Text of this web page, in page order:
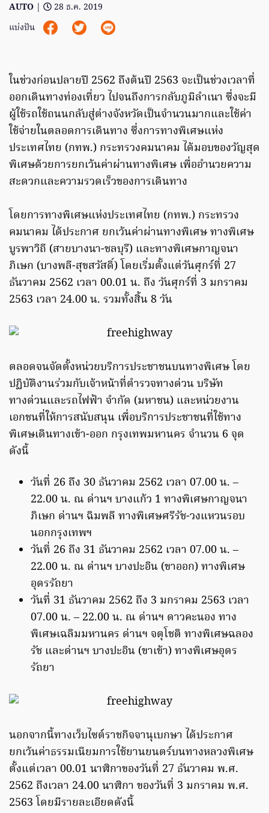
AUTO |
28 ธ.ค. 2019
แบ่งปัน
ในช่วงก่อนปลายปี 2562 ถึงต้นปี 2563 จะเป็นช่วงเวลาที่
ออกเดินทางท่องเที่ยว ไปจนถึงการกลับภูมิลำเนา ซึ่งจะมี
ผู้ใช้รถใช้ถนนกลับสู่ต่างจังหวัดเป็นจำนวนมากและใช้ค่า
ใช้จ่ายในตลอดการเดินทาง ซึ่งการทางพิเศษแห่ง
ประเทศไทย (กทพ.) กระทรวงคมนาคม ได้มอบของวัญสุด
พิเศษด้วยการยกเว้นค่าผ่านทางพิเศษ เพื่ออำนวยความ
สะดวกและความรวดเร็วของการเดินทาง
โดยการทางพิเศษแห่งประเทศไทย (กทพ.) กระทรวง
คมนาคม ได้ประกาศ ยกเว้นค่าผ่านทางพิเศษ ทางพิเศษ
บูรพาวิถี (สายบางนา-ชลบุรี) และทางพิเศษกาญจนา
ภิเษก (บางพลี-สุขสวัสดิ์) โดยเริ่มตั้งแต่วันศุกร์ที่ 27
ธันวาคม 2562 เวลา 00.01 น. ถึง วันศุกร์ที่ 3 มกราคม
2563 เวลา 24.00 น. รวมทั้งสิ้น 8 วัน
ตลอดจนจัดตั้งหน่วยบริการประชาชนบนทางพิเศษ โดย
ปฏิบัติงานร่วมกับเจ้าหน้าที่ตำรวจทางด่วน บริษัท
ทางด่วนและรถไฟฟ้า จำกัด (มหาชน) และหน่วยงาน
เอกชนที่ให้การสนับสนุน เพื่อบริการประชาชนที่ใช้ทาง
พิเศษเดินทางเข้า-ออก กรุงเทพมหานคร จำนวน 6 จุด
ดังนี้
วันที่ 26 ถึง 30 ธันวาคม 2562 เวลา 07.00 น. –
22.00 น. ณ ด่านฯ บางแก้ว 1 ทางพิเศษกาญจนา
ภิเษก ด่านฯ ฉิมพลี ทางพิเศษศรีรัช-วงแหวนรอบ
นอกกรุงเทพฯ
วันที่ 26 ถึง 31 ธันวาคม 2562 เวลา 07.00 น. –
22.00 น. ณ ด่านฯ บางปะอิน (ขาออก) ทางพิเศษ
อุดรรัถยา
วันที่ 31 ธันวาคม 2562 ถึง 3 มกราคม 2563 เวลา
07.00 น. – 22.00 น. ณ ด่านฯ ดาวคะนอง ทาง
พิเศษเฉลิมมหานคร ด่านฯ จตุโชติ ทางพิเศษฉลอง
รัช และด่านฯ บางปะอิน (ขาเข้า) ทางพิเศษอุดร
รัถยา
นอกจากนี้ทางเว็บไซต์ราชกิจจานุเบกษา ได้ประกาศ
ยกเว้นค่าธรรมเนียมการใช้ยานยนตร์บนทางหลวงพิเศษ
ตั้งแต่เวลา 00.01 นาฬิกาของวันที่ 27 ธันวาคม พ.ศ.
2562 ถึงเวลา 24.00 นาฬิกา ของวันที่ 3 มกราคม พ.ศ.
2563 โดยมีรายละเอียดดังนี้